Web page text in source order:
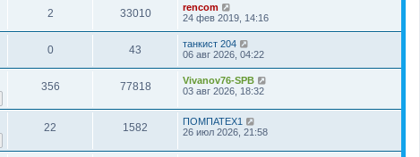
2 33010
rencom
24 фев 2019, 14:16
0 43
танкист 204
06 авг 2026, 04:22
356 77818
Vivanov76-SPB
03 авг 2026, 18:32
22 1582
ПОМПАТЕХ1
26 июл 2026, 21:58